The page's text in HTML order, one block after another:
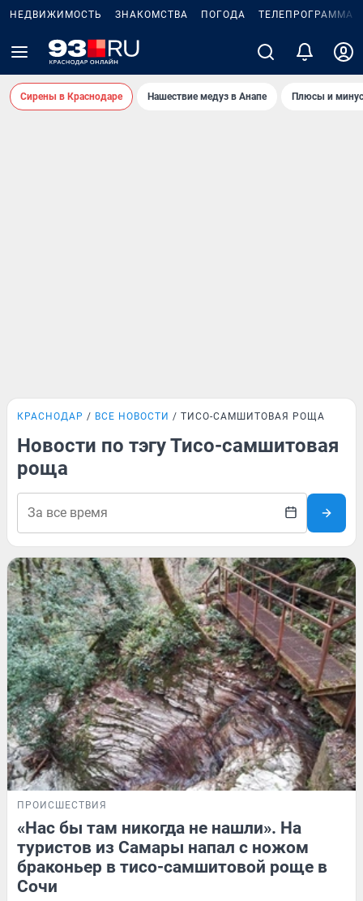
НЕДВИЖИМОСТЬ ЗНАКОМСТВА ПОГОДА ТЕЛЕПРОГРАММА
Сирены в Краснодаре Нашествие медуз в Анапе Плюсы и
КРАСНОДАР ВСЕ НОВОСТИ ТИСО-САМШИТОВАЯ РОЩА
Новости по тэгу Тисо-самшитовая
роща
ПРОИСШЕСТВИЯ
«Нас бы там никогда не нашли». На
туристов из Самары напал с ножом
браконьер в тисо-самшитовой роще в
Сочи